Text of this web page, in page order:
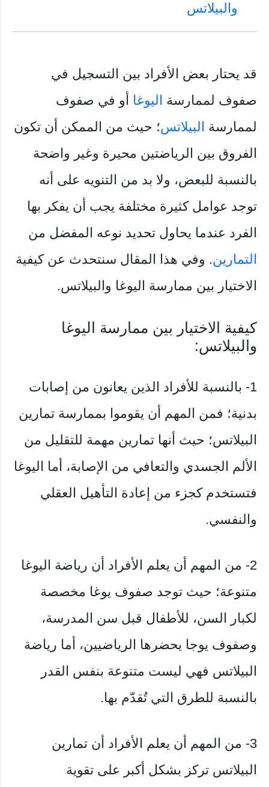
والبيلاتس
قد يحتار بعض الأفراد بين التسجيل في
صفوف لممارسة اليوغا أو في صفوف
لممارسة البيلاتس؛ حيث من الممكن أن تكون
الفروق بين الرياضتين محيرة وغير واضحة
بالنسبة للبعض، ولا بد من التنويه على أنه
توجد عوامل كثيرة مختلفة يجب أن يفكر بها
الفرد عندما يحاول تحديد نوعه المفضل من
التمارين. وفي هذا المقال سنتحدث عن كيفية
الاختيار بين ممارسة اليوغا والبيلاتس.
كيفية الاختيار بين ممارسة اليوغا
والبيلاتس:
1- بالنسبة للأفراد الذين يعانون من إصابات
بدنية؛ فمن المهم أن يقوموا بممارسة تمارين
البيلاتس؛ حيث أنها تمارين مهمة للتقليل من
الألم الجسدي والتعافي من الإصابة، أما اليوغا
فتستخدم كجزء من إعادة التأهيل العقلي
والنفسي.
2- من المهم أن يعلم الأفراد أن رياضة اليوغا
متنوعة؛ حيث توجد صفوف يوغا مخصصة
لكبار السن، للأطفال قبل سن المدرسة،
وصفوف يوجا يحضرها الرياضيين، أما رياضة
البيلاتس فهي ليست متنوعة بنفس القدر
بالنسبة للطرق التي تُقدّم بها.
3- من المهم أن يعلم الأفراد أن تمارين
البيلاتس تركز بشكل أكبر على تقوية